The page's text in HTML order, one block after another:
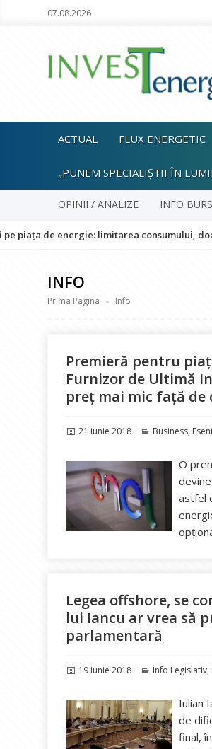
07.08.2026
ACTUAL FLUX ENERGETIC
„PUNEM SPECIALIȘTII ÎN
OPINII / ANALIZE INFO
limitarea consumului, doar ultimă
INFO
Prima Pagina Info
Premieră pentru
Furnizor de Ultimă
preț mai mic față de
Publicat
21 iunie 2018 Categorii
Business,
O
astfel
Legea offshore, se
lui Iancu ar vrea să
parlamentară
Publicat
19 iunie 2018 Categorii
Info Legislativ,
Iulian
de
final,